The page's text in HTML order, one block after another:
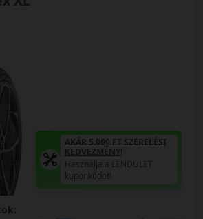
AKÁR 5.000 FT SZERELÉSI
KEDVEZMÉNY!
Használja a LENDÜLET
kuponkódot!